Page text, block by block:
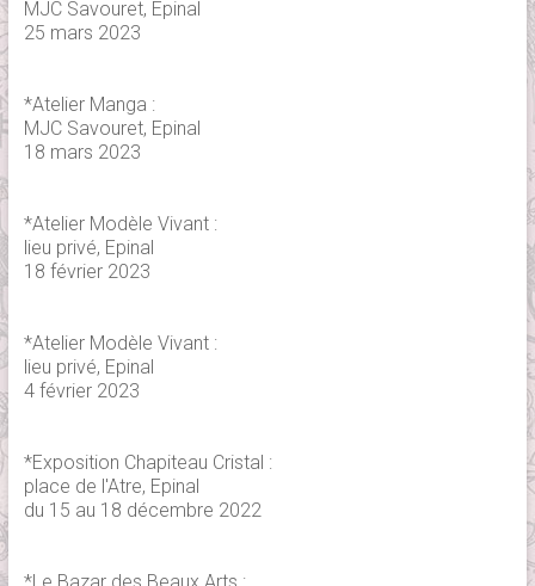
MJC Savouret, Epinal
25 mars 2023
*Atelier Manga :
MJC Savouret, Epinal
18 mars 2023
*Atelier Modèle Vivant :
lieu privé, Epinal
18 février 2023
*Atelier Modèle Vivant :
lieu privé, Epinal
4 février 2023
*Exposition Chapiteau Cristal :
place de l'Atre, Epinal
du 15 au 18 décembre 2022